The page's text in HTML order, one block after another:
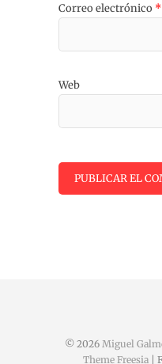
Correo electrónico *
Web
© 2026 Miguel
Theme Freesia|